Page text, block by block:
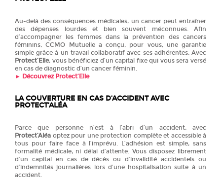
Au-delà des conséquences médicales, un cancer peut entraîner
des dépenses lourdes et bien souvent méconnues. Afin
d’accompagner les femmes dans la prévention des cancers
féminins, CCMO Mutuelle a conçu, pour vous, une garantie
simple grâce à un travail collaboratif avec ses adhérentes. Avec
Protect’Elle, vous bénéficiez d’un capital fixe qui vous sera versé
en cas de diagnostic d’un cancer féminin.
► Découvrez Protect’Elle
LA COUVERTURE EN CAS D’ACCIDENTAVEC
PROTECT’ALÉA
Parce que personne n’est à l’abri d’un accident, avec
Protect’Aléa optez pour une protection complète et accessible à
tous pour faire face à l’imprévu. L’adhésion est simple, sans
formalité médicale, ni délai d’attente. Vous disposez librement
d’un capital en cas de décès ou d’invalidité accidentels ou
d’indemnités journalières lors d’une hospitalisation suite à un
accident.